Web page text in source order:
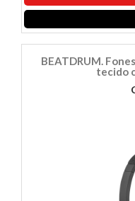
BEATDRUM.
tecido